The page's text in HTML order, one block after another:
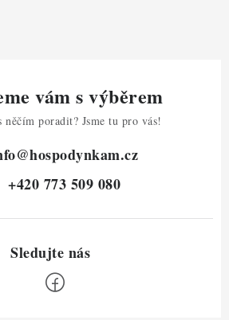
vám s výběrem
něčím poradit? Jsme tu pro vás!
@hospodynkam.cz
+420 773 509 080